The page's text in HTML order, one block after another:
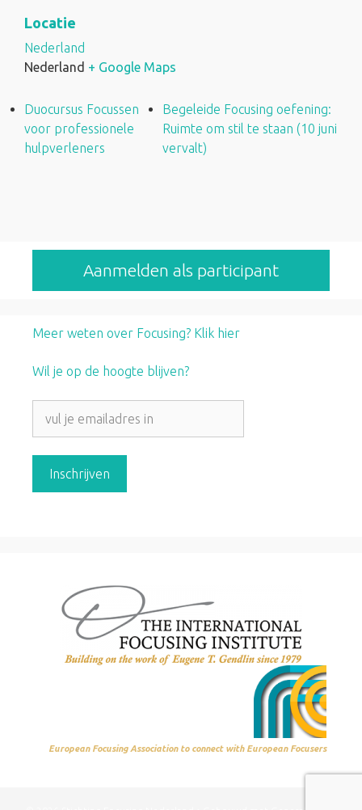
Locatie
Nederland
Nederland + Google Maps
Duocursus Focussen
voor professionele
hulpverleners
Begeleide Focusing oefening:
Ruimte om stil te staan (10 juni
vervalt)
Aanmelden als participant
Meer weten over Focusing? Klik hier
Wil je op de hoogte blijven?
European Focusing Association to connect with European Focusers